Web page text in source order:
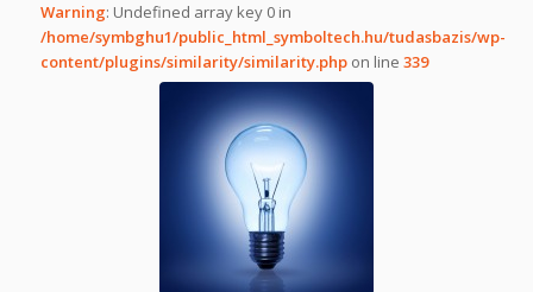
Warning: Undefined array key 0 in
/home/symbghu1/public_html_symboltech.hu/tudasbazis/wp-
content/plugins/similarity/similarity.phpon line 339